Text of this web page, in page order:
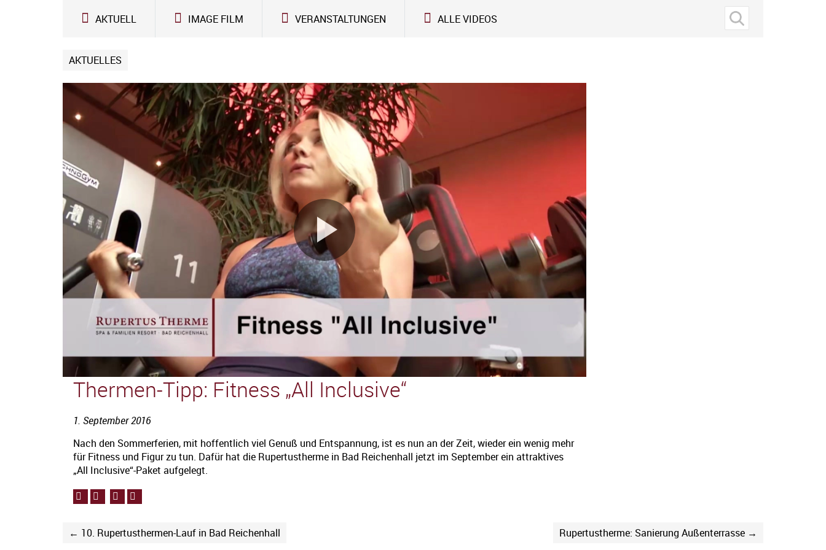
AKTUELL
IMAGE FILM VERANSTALTUNGEN ALLE VIDEOS Suche
AKTUELLES
Video
abspielen
Thermen-Tipp: Fitness „All Inclusive“
1. September 2016
Nach den Sommerferien, mit hoffentlich viel Genuß und Entspannung, ist es nun an der Zeit, wieder ein wenig mehr
für Fitness und Figur zu tun. Dafür hat die Rupertustherme in Bad Reichenhall jetzt im September ein attraktives
„All Inclusive“-Paket aufgelegt.
← 10. Rupertusthermen-Lauf in Bad Reichenhall Rupertustherme: Sanierung Außenterrasse →